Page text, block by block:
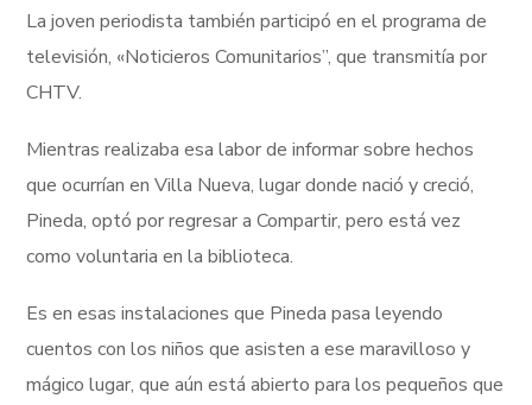
La joven periodista también participó en el programa de
televisión, «Noticieros Comunitarios”, que transmitía por
CHTV.
Mientras realizaba esa labor de informar sobre hechos
que ocurrían en Villa Nueva, lugar donde nació y creció,
Pineda, optó por regresar a Compartir, pero está vez
como voluntaria en la biblioteca.
Es en esas instalaciones que Pineda pasa leyendo
cuentos con los niños que asisten a ese maravilloso y
mágico lugar, que aún está abierto para los pequeños que